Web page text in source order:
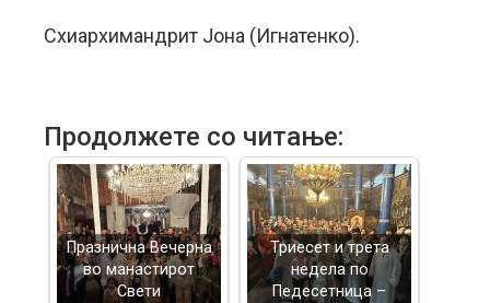
Схиархимандрит Јона (Игнатенко).
Продолжете со читање:
Празнична Вечерна
во манастирот
Свети
Триесет и трета
недела по
Педесетница –